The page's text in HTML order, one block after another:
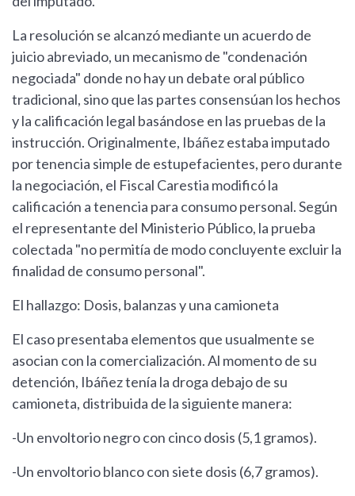
La resolución se alcanzó mediante un acuerdo de
juicio abreviado, un mecanismo de "condenación
negociada" donde no hay un debate oral público
tradicional, sino que las partes consensúan los hechos
y la calificación legal basándose en las pruebas de la
instrucción. Originalmente, Ibáñez estaba imputado
por tenencia simple de estupefacientes, pero durante
la negociación, el Fiscal Carestia modificó la
calificación a tenencia para consumo personal. Según
el representante del Ministerio Público, la prueba
colectada "no permitía de modo concluyente excluir la
finalidad de consumo personal".
El hallazgo: Dosis, balanzas y una camioneta
El caso presentaba elementos que usualmente se
asocian con la comercialización. Al momento de su
detención, Ibáñez tenía la droga debajo de su
camioneta, distribuida de la siguiente manera:
-Un envoltorio negro con cinco dosis (5,1 gramos).
-Un envoltorio blanco con siete dosis (6,7 gramos).